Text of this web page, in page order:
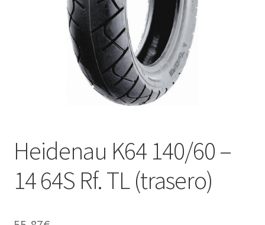
Heidenau K64 140/60 –
14 64S Rf. TL (trasero)